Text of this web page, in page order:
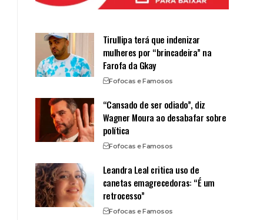
Tirullipa terá que indenizar
mulheres por “brincadeira” na
Farofa da Gkay
Fofocas e Famosos
“Cansado de ser odiado”, diz
Wagner Moura ao desabafar sobre
política
Fofocas e Famosos
Leandra Leal critica uso de
canetas emagrecedoras: “É um
retrocesso”
Fofocas e Famosos